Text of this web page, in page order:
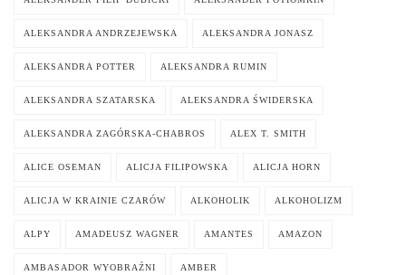
ALEKSANDRA ANDRZEJEWSKA ALEKSANDRA JONASZ
ALEKSANDRA POTTER ALEKSANDRA RUMIN
ALEKSANDRA SZATARSKA ALEKSANDRA ŚWIDERSKA
ALEKSANDRA ZAGÓRSKA-CHABROS ALEX T. SMITH
ALICE OSEMAN ALICJA FILIPOWSKA ALICJA HORN
ALICJA W KRAINIE CZARÓW ALKOHOLIK ALKOHOLIZM
ALPY AMADEUSZ WAGNER AMANTES AMAZON
AMBASADOR WYOBRAŹNI AMBER